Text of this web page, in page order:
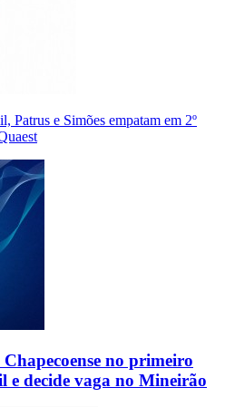
e Simões empatam em 2º
no primeiro
e decide vaga no Mineirão